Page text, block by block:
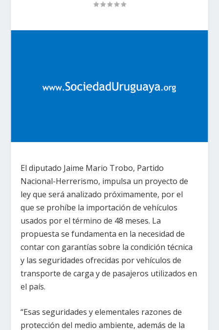
El diputado Jaime Mario Trobo, Partido
Nacional-Herrerismo, impulsa un proyecto de
ley que será analizado próximamente, por el
que se prohíbe la importación de vehículos
usados por el término de 48 meses. La
propuesta se fundamenta en la necesidad de
contar con garantías sobre la condición técnica
y las seguridades ofrecidas por vehículos de
transporte de carga y de pasajeros utilizados en
el país.
“Esas seguridades y elementales razones de
protección del medio ambiente, además de la